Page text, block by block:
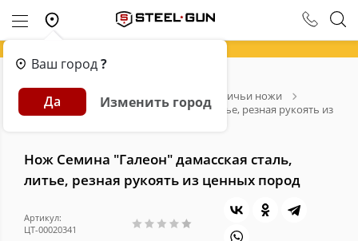
Ваш город?
Да Изменить город
Главная Каталог
Охотничьи ножи
Нож Семина "Галеон" дамасская сталь, литье, резная рукоять из
Нож Семина "Галеон" дамасская сталь,
литье, резная рукоять из ценных пород
Артикул:
ЦТ-00020341